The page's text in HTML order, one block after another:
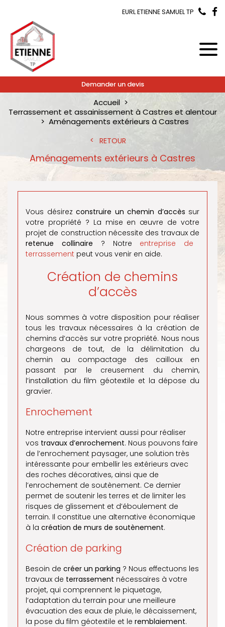
EURL ETIENNE SAMUEL TP
Demander un devis
Accueil
Terrassement et assainissement à Castres et alentour
Aménagements extérieurs à Castres
RETOUR
Aménagements extérieurs à Castres
Vous désirez construire un chemin d’accès sur
votre propriété ? La mise en œuvre de votre
projet de construction nécessite des travaux de
retenue collinaire ? Notre entreprise de
terrassement peut vous venir en aide.
Création de chemins
d’accès
Nous sommes à votre disposition pour réaliser
tous les travaux nécessaires à la création de
chemins d’accès sur votre propriété. Nous nous
chargeons de tout, de la délimitation du
chemin au compactage des cailloux en
passant par le creusement du chemin,
l’installation du film géotextile et la dépose du
gravier.
Enrochement
Notre entreprise intervient aussi pour réaliser
vos travaux d’enrochement. Nous pouvons faire
de l’enrochement paysager, une solution très
intéressante pour embellir les extérieurs avec
des roches décoratives, ainsi que de
l’enrochement de soutènement. Ce dernier
permet de soutenir les terres et de limiter les
risques de glissement et d’éboulement de
terrain. Il constitue une alternative économique
à la création de murs de soutènement.
Création de parking
Besoin de créer un parking ? Nous effectuons les
travaux de terrassement nécessaires à votre
projet, qui comprennent le piquetage,
l’adaptation du terrain pour une meilleure
évacuation des eaux de pluie, le décaissement,
la pose du film géotextile et le remblaiement.